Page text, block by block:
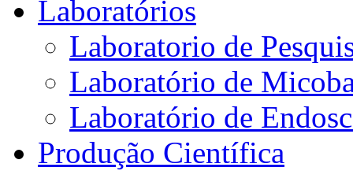
Laboratórios
Laboratorio de
Laboratório de
Laboratório de
Produção Científica